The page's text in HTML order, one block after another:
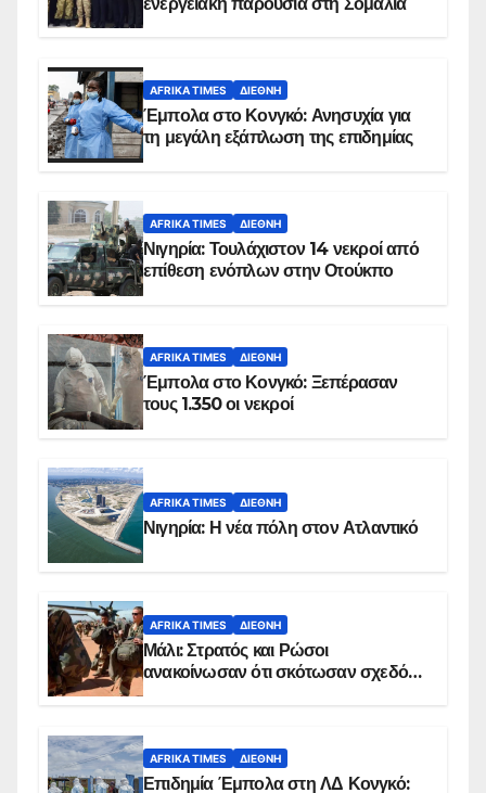
AFRIKA TIMES ΔΙΕΘΝΉ
Έμπολα στο Κονγκό: Ανησυχία για
τη μεγάλη εξάπλωση της επιδημίας
AFRIKA TIMES ΔΙΕΘΝΉ
Νιγηρία: Τουλάχιστον 14 νεκροί από
επίθεση ενόπλων στην Οτούκπο
AFRIKA TIMES ΔΙΕΘΝΉ
Έμπολα στο Κονγκό: Ξεπέρασαν
τους 1.350 οι νεκροί
AFRIKA TIMES ΔΙΕΘΝΉ
Νιγηρία: Η νέα πόλη στον Ατλαντικό
AFRIKA TIMES ΔΙΕΘΝΉ
Μάλι: Στρατός και Ρώσοι
ανακοίνωσαν ότι σκότωσαν σχεδόν
AFRIKA TIMES ΔΙΕΘΝΉ
Επιδημία Έμπολα στη ΛΔ Κονγκό: